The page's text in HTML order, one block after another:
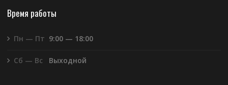
Время работы
Пн — Пт 9:00 — 18:00
Сб — Вс Выходной